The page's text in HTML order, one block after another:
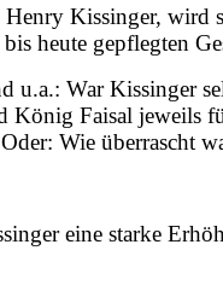
Kissinger, wird
heute gepflegten
u.a.: War Kissinger
König Faisal jeweils
Wie überrascht
eine starke